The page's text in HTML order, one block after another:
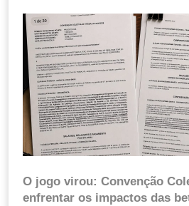
O jogo virou: Convenção
enfrentar os impactos das